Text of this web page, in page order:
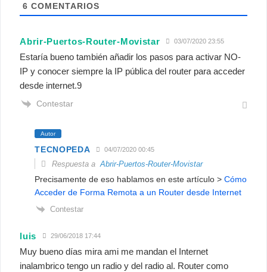
6 COMENTARIOS
Abrir-Puertos-Router-Movistar 03/07/2020 23:55
Estaría bueno también añadir los pasos para activar NO-
IP y conocer siempre la IP pública del router para acceder
desde internet.9
Contestar
Autor
TECNOPEDA 04/07/2020 00:45
Respuesta aAbrir-Puertos-Router-Movistar
Precisamente de eso hablamos en este artículo >Cómo
Acceder de Forma Remota a un Router desde Internet
Contestar
luis 29/06/2018 17:44
Muy bueno días mira ami me mandan el Internet
inalambrico tengo un radio y del radio al. Router como